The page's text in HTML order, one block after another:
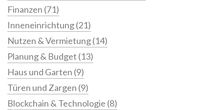
Finanzen (71)
Inneneinrichtung(21)
Nutzen & Vermietung(14)
Planung & Budget (13)
Haus und Garten (9)
Türen und Zargen (9)
Blockchain & Technologie (8)